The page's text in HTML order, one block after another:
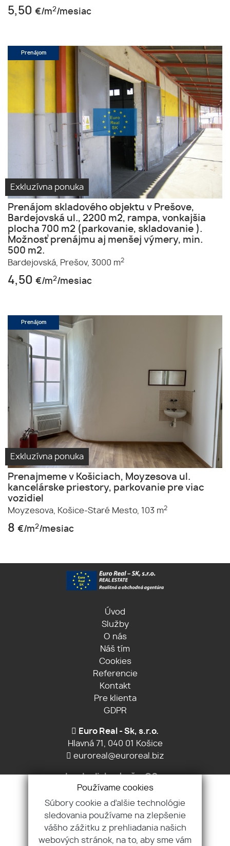
5,50 €/m2/mesiac
Exkluzívna ponuka
Prenájom
Prenájom skladového objektu v Prešove,
Bardejovská ul., 2200 m2, rampa, vonkajšia
plocha 700 m2 (parkovanie, skladovanie ).
Možnosť prenájmu aj menšej výmery, min.
500 m2.
Bardejovská, Prešov, 3000 m2
4,50 €/m2/mesiac
Exkluzívna ponuka
Prenájom
Prenajmeme v Košiciach, Moyzesova ul.
kancelárske priestory, parkovanie pre viac
vozidiel
Moyzesova, Košice-Staré Mesto, 103 m2
8 €/m2/mesiac
Úvod
Služby
O nás
Náš tím
Cookies
Referencie
Kontakt
Pre klienta
GDPR
Euro Real - Sk, s.r.o.
Hlavná 71, 040 01 Košice
euroreal@euroreal.biz
Ing. Ladislav Jurča, CSc.
+421 903 605 879
+421 907 970 829
Ing. Daniela Kobanova
Používame cookies
Súbory cookie a ďalšie technológie
sledovania používame na zlepšenie
vášho zážitku z prehliadania našich
webových stránok, na to, aby sme vám